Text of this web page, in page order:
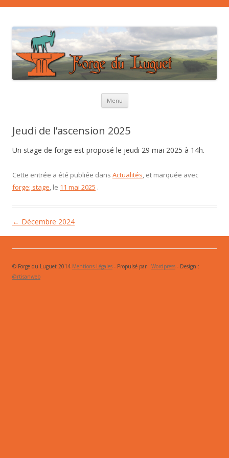
Menu Aller au contenu principal
Jeudi de l’ascension 2025
Un stage de forge est proposé le jeudi 29 mai 2025 à 14h.
Cette entrée a été publiée dans Actualités, et marquée avec
forge; stage, le 11 mai 2025 .
Navigation des articles
← Décembre 2024
© Forge du Luguet 2014 Mentions Légales - Propulsé par : Wordpress - Design :
@rtisanweb